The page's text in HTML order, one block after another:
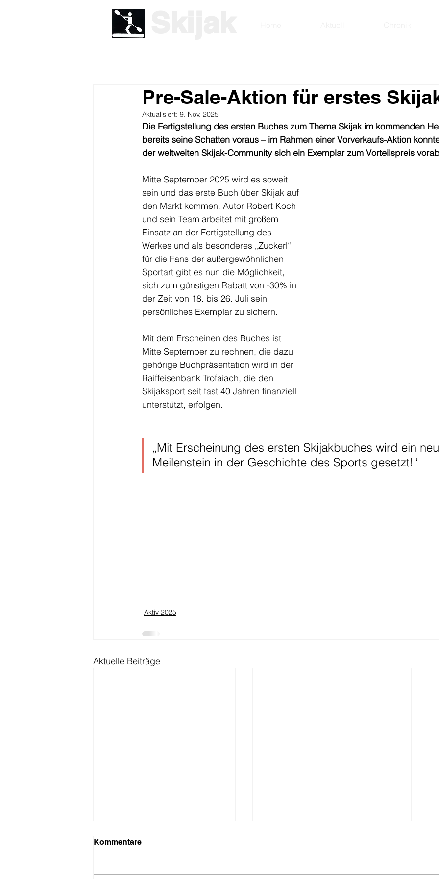
Pre-Sale-Aktion für erstes
Aktualisiert: 9. Nov. 2025
Die Fertigstellung des ersten Buches zum Thema Skijak im kommenden
bereits seine Schatten voraus – im Rahmen einer Vorverkaufs-Aktion
der weltweiten Skijak-Community sich ein Exemplar zum Vorteilspreis
Mitte September 2025 wird es soweit
sein und das erste Buch über Skijak auf
den Markt kommen. Autor Robert Koch
und sein Team arbeitet mit großem
Einsatz an der Fertigstellung des
Werkes und als besonderes „Zuckerl“
für die Fans der außergewöhnlichen
Sportart gibt es nun die Möglichkeit,
sich zum günstigen Rabatt von -30% in
der Zeit von 18. bis 26. Juli sein
persönliches Exemplar zu sichern.
Mit dem Erscheinen des Buches ist
Mitte September zu rechnen, die dazu
gehörige Buchpräsentation wird in der
Raiffeisenbank Trofaiach, die den
Skijaksport seit fast 40 Jahren finanziell
unterstützt, erfolgen.
„Mit Erscheinung des ersten Skijakbuches wird ein
Meilenstein in der Geschichte des Sports gesetzt!“
Aktiv 2025
Aktuelle Beiträge
Kommentare